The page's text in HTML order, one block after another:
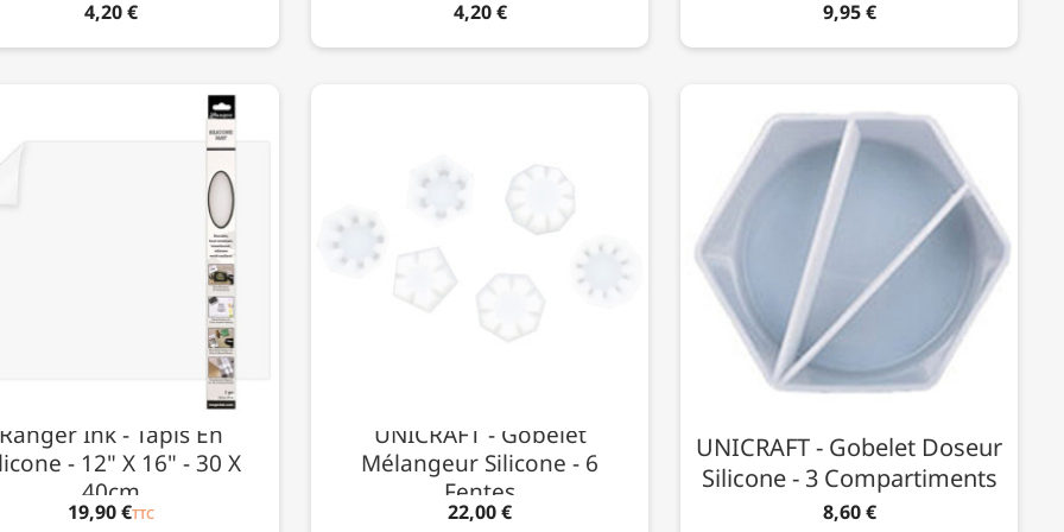
4,20 € 4,20 € 9,95 €
Ink - Tapis En
- 12" X 16" - 30 X
40cm
19,90 €TTC
UNICRAFT - Gobelet
Mélangeur Silicone - 6
Fentes
22,00 €
UNICRAFT - Gobelet Doseur
Silicone - 3 Compartiments
8,60 €